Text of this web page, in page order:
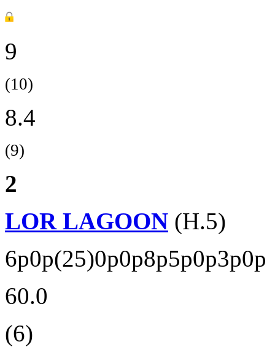
9
(10)
8.4
(9)
2
LOR LAGOON (H.5)
6p0p(25)0p0p8p5p0p3p0p
60.0
(6)